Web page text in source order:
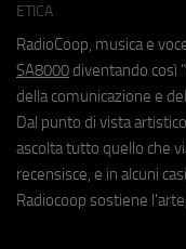
ETICA
RadioCoop, musica e
SA8000 diventando così
della comunicazione e
Dal punto di vista
ascolta tutto quello che
recensisce, e in alcuni
Radiocoop sostiene